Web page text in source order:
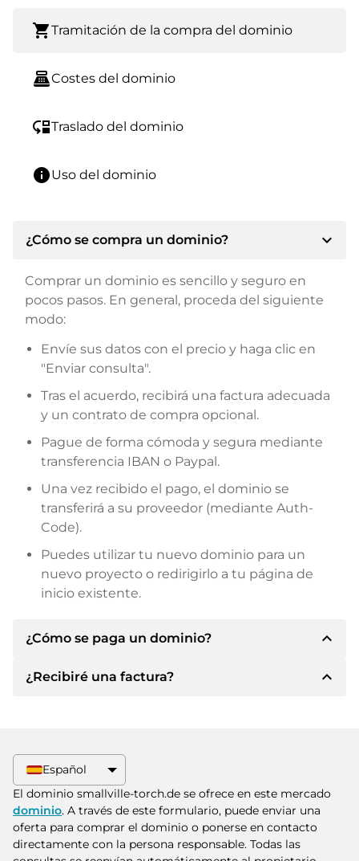
shopping_cartTramitación de la compra del dominio
point_of_saleCostes del dominio
move_downTraslado del dominio
infoUso del dominio
¿Cómo se compra un dominio? expand_more
Comprar un dominio es sencillo y seguro en
pocos pasos. En general, proceda del siguiente
modo:
Envíe sus datos con el precio y haga clic en
"Enviar consulta".
Tras el acuerdo, recibirá una factura adecuada
y un contrato de compra opcional.
Pague de forma cómoda y segura mediante
transferencia IBAN o Paypal.
Una vez recibido el pago, el dominio se
transferirá a su proveedor (mediante Auth-
Code).
Puedes utilizar tu nuevo dominio para un
nuevo proyecto o redirigirlo a tu página de
inicio existente.
¿Cómo se paga un dominio? expand_less
Tras llegar a un acuerdo, el propietario le
Paypal u otros métodos de pago.
Indique siempre el nombre de dominio y el
número de factura al realizar la transferencia.
¿Recibiré una factura? expand_less
superiores, también recibirá un contrato de
compra adicional si lo solicita.
Español
El dominio smallville-torch.de se ofrece en este mercado
dominio. A través de este formulario, puede enviar una
oferta para comprar el dominio o ponerse en contacto
directamente con la persona responsable. Todas las